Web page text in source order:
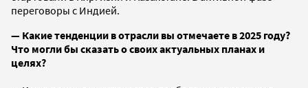
переговоры с Индией.
— Какие тенденции в отрасли вы отмечаете в 2025 году?
Что могли бы сказать о своих актуальных планах и
целях?